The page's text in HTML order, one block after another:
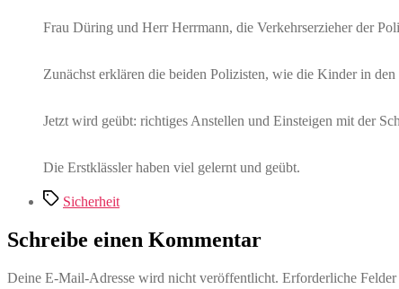
Frau Düring und Herr Herrmann, die Verkehrserzieher der
Zunächst erklären die beiden Polizisten, wie die Kinder in
Jetzt wird geübt: richtiges Anstellen und Einsteigen mit der
Die Erstklässler haben viel gelernt und geübt.
Schlagwörter
Sicherheit
Schreibe einen Kommentar
Deine E-Mail-Adresse wird nicht veröffentlicht. Erforderliche